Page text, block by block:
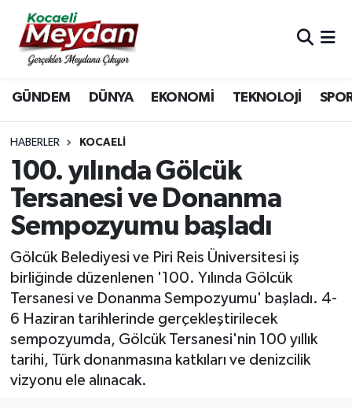
GÜNDEM DÜNYA EKONOMİ TEKNOLOJİ
HABERLER KOCAELI
100. yılında Gölcük
Tersanesi ve Donanma
Sempozyumu başladı
Gölcük Belediyesi ve Piri Reis Üniversitesi iş
birliğinde düzenlenen '100. Yılında Gölcük
Tersanesi ve Donanma Sempozyumu' başladı. 4-
6 Haziran tarihlerinde gerçekleştirilecek
sempozyumda, Gölcük Tersanesi'nin 100 yıllık
tarihi, Türk donanmasına katkıları ve denizcilik
vizyonu ele alınacak.
Nöbetçi Eczaneler
Hava Durumu
Trafik Durumu
Süper Lig Puan Durumu ve Fikstür
Tüm Manşetler
Son Dakika Haberleri
Haber Arşivi